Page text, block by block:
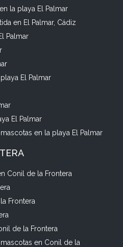
la playa El Palmar
en El Palmar, Cádiz
Palmar
El Palmar
El Palmar
en la playa El Palmar
Conil de la Frontera
Frontera
de la Frontera
en Conil de la